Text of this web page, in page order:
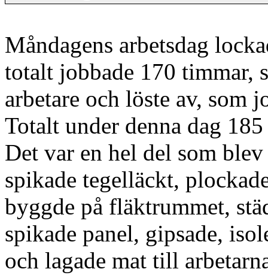
Måndagens arbetsdag
totalt jobbade 170 timmar,
arbetare och löste av, som
Totalt under denna dag
Det var en hel del som
spikade tegelläckt,
byggde på fläktrummet,
spikade panel, gipsade,
och lagade mat till